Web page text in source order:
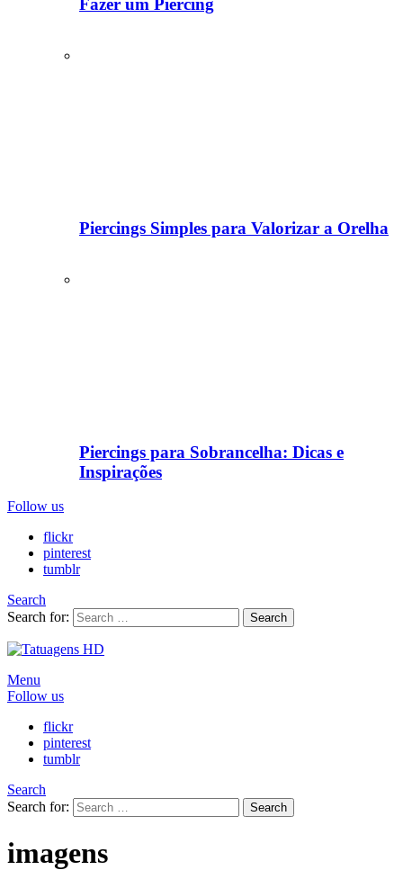
Fazer um Piercing
Piercings Simples para Valorizar a Orelha
Piercings para Sobrancelha: Dicas e
Inspirações
Follow us
flickr
pinterest
tumblr
Search
Search for:
Search
Menu
Follow us
flickr
pinterest
tumblr
Search
Search for:
Search
imagens